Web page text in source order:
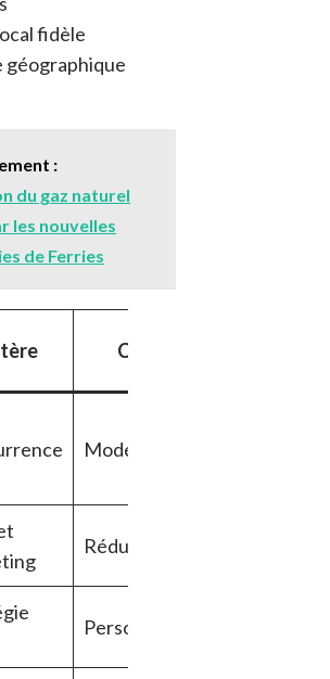
fidèle
géographique
:
du gaz naturel
les nouvelles
de Ferries
Corse
Modérée
Réduit
Personnalisée